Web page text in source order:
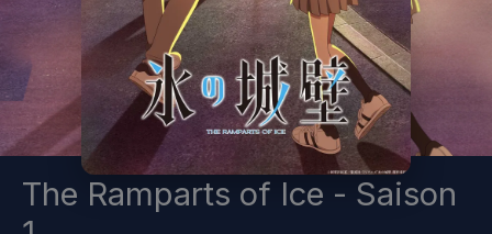
The Ramparts of Ice - Saison